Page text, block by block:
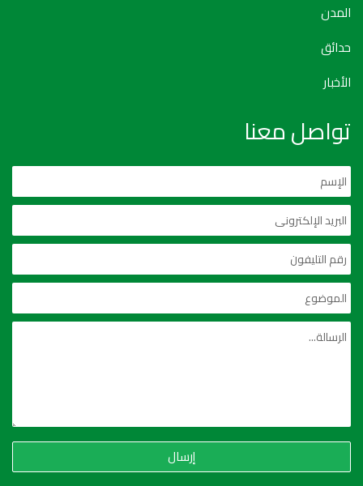
المدن
حدائق
الأخبار
تواصل معنا
إرسال